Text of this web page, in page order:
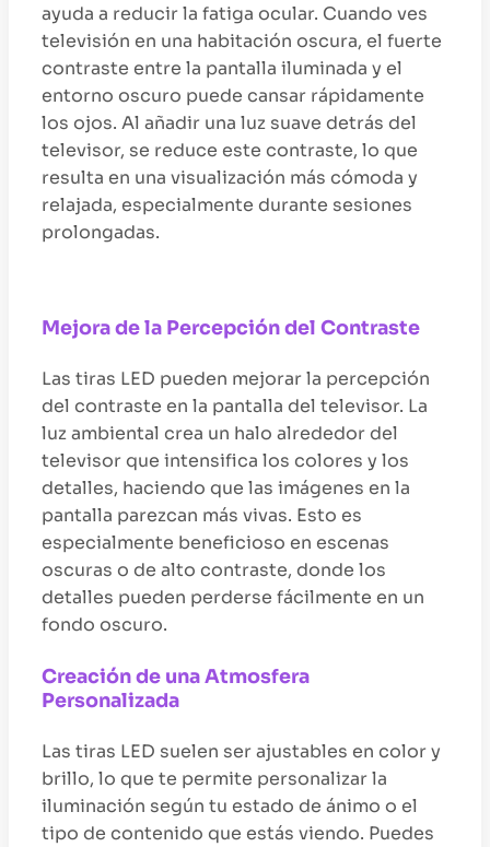
ayuda a reducir la fatiga ocular. Cuando ves
televisión en una habitación oscura, el fuerte
contraste entre la pantalla iluminada y el
entorno oscuro puede cansar rápidamente
los ojos. Al añadir una luz suave detrás del
televisor, se reduce este contraste, lo que
resulta en una visualización más cómoda y
relajada, especialmente durante sesiones
prolongadas.
Mejora de la Percepción del Contraste
Las tiras LED pueden mejorar la percepción
del contraste en la pantalla del televisor. La
luz ambiental crea un halo alrededor del
televisor que intensifica los colores y los
detalles, haciendo que las imágenes en la
pantalla parezcan más vivas. Esto es
especialmente beneficioso en escenas
oscuras o de alto contraste, donde los
detalles pueden perderse fácilmente en un
fondo oscuro.
Creación de una Atmosfera
Personalizada
Las tiras LED suelen ser ajustables en color y
brillo, lo que te permite personalizar la
iluminación según tu estado de ánimo o el
tipo de contenido que estás viendo. Puedes